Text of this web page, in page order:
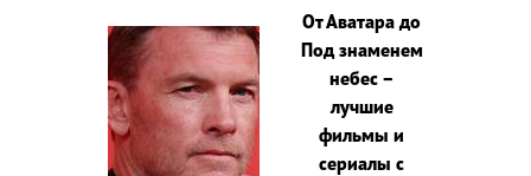
От Аватара до
Под знаменем
небес –
лучшие
фильмы и
сериалы с